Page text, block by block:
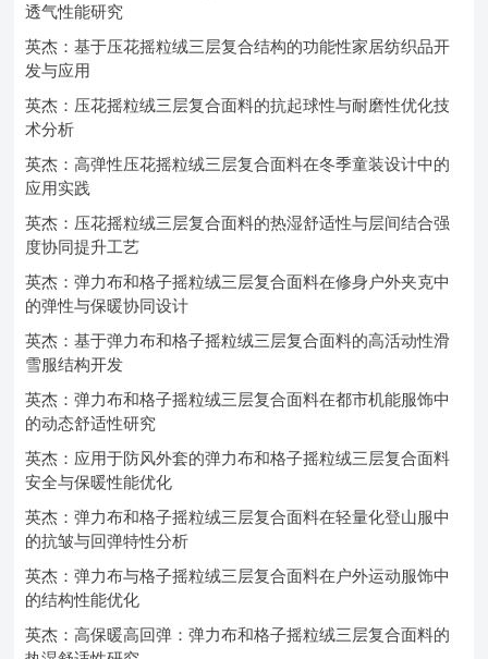
透气性能研究
英杰：基于压花摇粒绒三层复合结构的功能性家居纺织品开
发与应用
英杰：压花摇粒绒三层复合面料的抗起球性与耐磨性优化技
术分析
英杰：高弹性压花摇粒绒三层复合面料在冬季童装设计中的
应用实践
英杰：压花摇粒绒三层复合面料的热湿舒适性与层间结合强
度协同提升工艺
英杰：弹力布和格子摇粒绒三层复合面料在修身户外夹克中
的弹性与保暖协同设计
英杰：基于弹力布和格子摇粒绒三层复合面料的高活动性滑
雪服结构开发
英杰：弹力布和格子摇粒绒三层复合面料在都市机能服饰中
的动态舒适性研究
英杰：应用于防风外套的弹力布和格子摇粒绒三层复合面料
安全与保暖性能优化
英杰：弹力布和格子摇粒绒三层复合面料在轻量化登山服中
的抗皱与回弹特性分析
英杰：弹力布与格子摇粒绒三层复合面料在户外运动服饰中
的结构性能优化
英杰：高保暖高回弹：弹力布和格子摇粒绒三层复合面料的